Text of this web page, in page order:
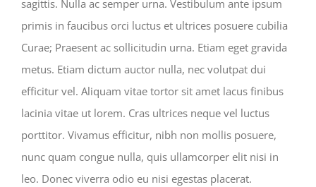
sagittis. Nulla ac semper urna. Vestibulum ante ipsum
primis in faucibus orci luctus et ultrices posuere cubilia
Curae; Praesent ac sollicitudin urna. Etiam eget gravida
metus. Etiam dictum auctor nulla, nec volutpat dui
efficitur vel. Aliquam vitae tortor sit amet lacus finibus
lacinia vitae ut lorem. Cras ultrices neque vel luctus
porttitor. Vivamus efficitur, nibh non mollis posuere,
nunc quam congue nulla, quis ullamcorper elit nisi in
leo. Donec viverra odio eu nisi egestas placerat.